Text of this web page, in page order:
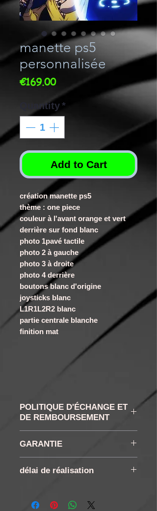
manette ps5
personnalisée
€169.00Price
Quantity*
Add to Cart
création manette ps5
thème : one piece
couleur à l'avant orange et vert
derrière sur fond blanc
photo 1pavé tactile
photo 2 à gauche
photo 3 à droite
photo 4 derrière
boutons blanc d'origine
joysticks blanc
L1R1L2R2 blanc
partie centrale blanche
finition mat
POLITIQUE D'ÉCHANGE ET
DE REMBOURSEMENT
réception de votre
GARANTIE
délai de réalisation
sous 8j ouvrable